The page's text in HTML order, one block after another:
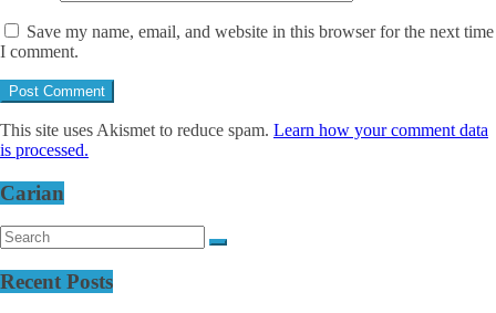
Save my name, email, and website in this browser for the next time
I comment.
This site uses Akismet to reduce spam. Learn how your comment data
is processed.
Carian
Recent Posts